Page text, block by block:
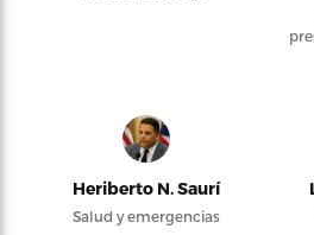
Heriberto N. Saurí
Salud y emergencias